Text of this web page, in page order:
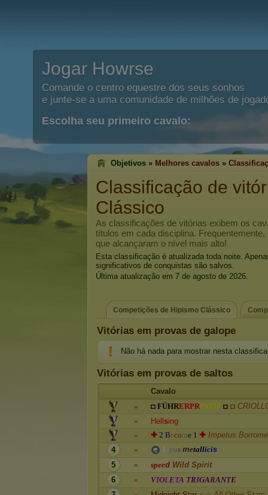
Jogar Howrse
Comande o centro equestre dos seus sonhos
e junte-se a uma comunidade de milhões de
Escolha seu primeiro cavalo:
Objetivos » Melhores cavalos »
Classificação de
Clássico
As classificações de vitórias exibem os
títulos em cada disciplina.
que alcançaram o nível mais alto!
Esta classificação é atualizada toda noite.
significativos de conquistas são salvos.
Última atualização em 7 de agosto de 2026.
Competições de Hipismo Clássico
Vitórias em provas de galope
Não há nada para mostrar nesta
Vitórias em provas de saltos
Cavalo
= ◘ FÜHRERPRINZIP ◘ ◘
= He sing
= ✚ 2 Become 1 ✚ Impetus
4
= lu us metallicis
5
= speed Wild Spirit
6
= VIOLETA TRIGARANTE